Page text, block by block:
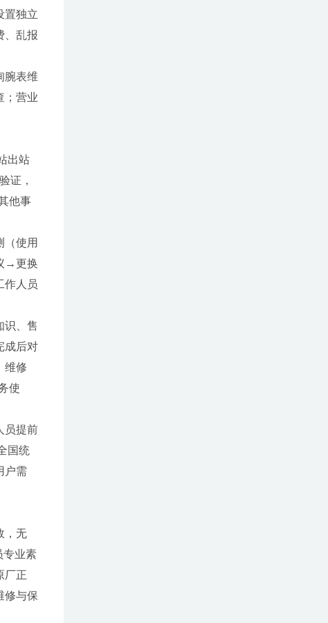
置独立
、乱报
腕表维
；营业
出站
证，
他事
（使用
→更换
作人员
识、售
成后对
维修
使
员提前
国统
户需
，无
专业素
厂正
修与保